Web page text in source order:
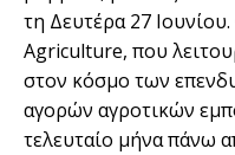
τη Δευτέρα 27 Ιουνίου.
Agriculture, που
στον κόσμο των
αγορών αγροτικών
τελευταίο μήνα πάνω